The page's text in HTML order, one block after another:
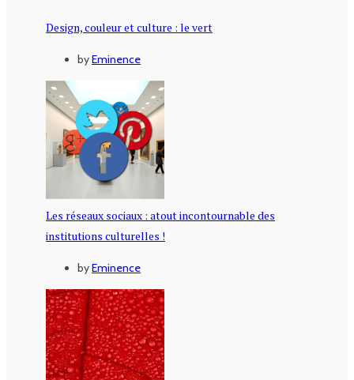
Design, couleur et culture : le vert
byEminence
Les réseaux sociaux : atout incontournable des
institutions culturelles !
byEminence